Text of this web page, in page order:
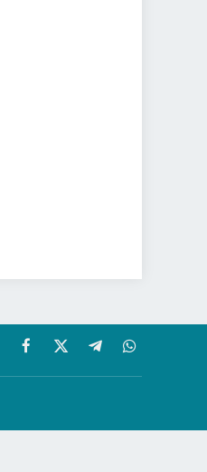
Facebook
X
(Twitter)
TelegramWhatsApp